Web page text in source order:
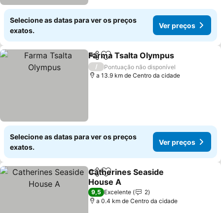
Selecione as datas para ver os preços
exatos.
Ver preços
PartilharAdicionar aos favoritos
Farma Tsalta Olympus
/
Pontuação não disponível
a 13.9 km de Centro da cidade
Selecione as datas para ver os preços
exatos.
Ver preços
PartilharAdicionar aos favoritos
Catherines Seaside
House A
9,5 Excelente
2
a 0.4 km de Centro da cidade